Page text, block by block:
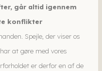
går altid igennem
konflikter
Spejle, der viser os
at gøre med vores
er derfor en af de